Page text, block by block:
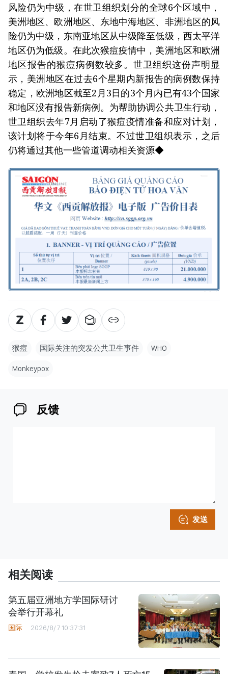
风险仍为中级，在世卫组织划分的全球6个区域中，
美洲地区、欧洲地区、东地中海地区、非洲地区的风
险仍为中级，东南亚地区从中级降至低级，西太平洋
地区仍为低级。在此次猴痘疫情中，美洲地区和欧洲
地区报告的猴痘病例数较多。世卫组织这份声明显
示，美洲地区在过去6个星期内新报告的病例数保持
稳定，欧洲地区截至2月3日的3个月内已有43个国家
和地区没有报告新病例。为帮助协调公共卫生行动，
世卫组织去年7月启动了猴痘疫情准备和应对计划，
该计划将于今年6月结束。不过世卫组织表示，之后
仍将通过其他一些管道调动相关资源◆
猴痘 国际关注的突发公共卫生事件 WHO
Monkeypox
反馈
发送
相关阅读
第五届亚洲地方学国际研讨
会举行开幕礼
国际 2026/8/7 10:37:31